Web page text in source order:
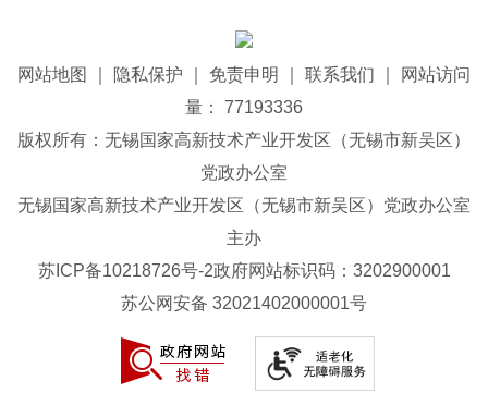
网站地图 隐私保护 免责申明 联系我们
网站访问
量： 77193336
版权所有：无锡国家高新技术产业开发区（无锡市新吴区）
党政办公室
无锡国家高新技术产业开发区（无锡市新吴区）党政办公室
主办
苏ICP备10218726号-2政府网站标识码：3202900001
苏公网安备 32021402000001号